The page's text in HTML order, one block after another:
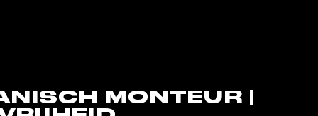
MONTEUR |